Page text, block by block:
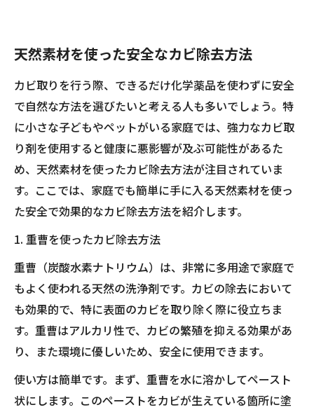
天然素材を使った安全なカビ除去方法
カビ取りを行う際、できるだけ化学薬品を使わずに安全
で自然な方法を選びたいと考える人も多いでしょう。特
に小さな子どもやペットがいる家庭では、強力なカビ取
り剤を使用すると健康に悪影響が及ぶ可能性があるた
め、天然素材を使ったカビ除去方法が注目されていま
す。ここでは、家庭でも簡単に手に入る天然素材を使っ
た安全で効果的なカビ除去方法を紹介します。
1. 重曹を使ったカビ除去方法
重曹（炭酸水素ナトリウム）は、非常に多用途で家庭で
もよく使われる天然の洗浄剤です。カビの除去において
も効果的で、特に表面のカビを取り除く際に役立ちま
す。重曹はアルカリ性で、カビの繁殖を抑える効果があ
り、また環境に優しいため、安全に使用できます。
使い方は簡単です。まず、重曹を水に溶かしてペースト
状にします。このペーストをカビが生えている箇所に塗